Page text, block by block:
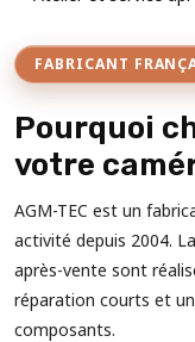
FABRICANT
Pourquoi
votre
AGM-TEC est un
activité depuis 2004.
après-vente sont
réparation courts et
composants.